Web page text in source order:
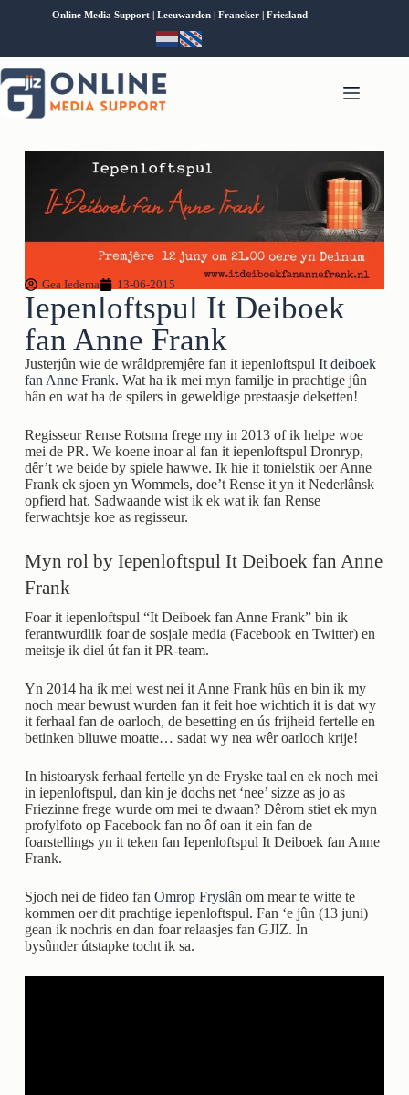
Online Media Support | Leeuwarden | Franeker | Friesland
Gea Iedema 13-06-2015
Iepenloftspul It Deiboek
fan Anne Frank
Justerjûn wie de wrâldpremjêre fan it iepenloftspul It deiboek
fan Anne Frank. Wat ha ik mei myn familje in prachtige jûn
hân en wat ha de spilers in geweldige prestaasje delsetten!
Regisseur Rense Rotsma frege my in 2013 of ik helpe woe
mei de PR. We koene inoar al fan it iepenloftspul Dronryp,
dêr’t we beide by spiele hawwe. Ik hie it tonielstik oer Anne
Frank ek sjoen yn Wommels, doe’t Rense it yn it Nederlânsk
opfierd hat. Sadwaande wist ik ek wat ik fan Rense
ferwachtsje koe as regisseur.
Myn rol by Iepenloftspul It Deiboek fan Anne
Frank
Foar it iepenloftspul “It Deiboek fan Anne Frank” bin ik
ferantwurdlik foar de sosjale media (Facebook en Twitter) en
meitsje ik diel út fan it PR-team.
Yn 2014 ha ik mei west nei it Anne Frank hûs en bin ik my
noch mear bewust wurden fan it feit hoe wichtich it is dat wy
it ferhaal fan de oarloch, de besetting en ús frijheid fertelle en
betinken bliuwe moatte… sadat wy nea wêr oarloch krije!
In histoarysk ferhaal fertelle yn de Fryske taal en ek noch mei
in iepenloftspul, dan kin je dochs net ‘nee’ sizze as jo as
Friezinne frege wurde om mei te dwaan? Dêrom stiet ek myn
profylfoto op Facebook fan no ôf oan it ein fan de
foarstellings yn it teken fan Iepenloftspul It Deiboek fan Anne
Frank.
Sjoch nei de fideo fan Omrop Fryslân om mear te witte te
kommen oer dit prachtige iepenloftspul. Fan ‘e jûn (13 juni)
gean ik nochris en dan foar relaasjes fan GJIZ. In
bysûnder útstapke tocht ik sa.